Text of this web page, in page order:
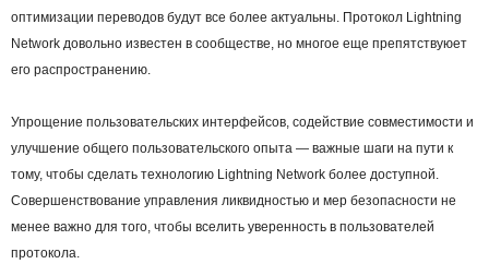
оптимизации переводов будут все более актуальны. Протокол Lightning
Network довольно известен в сообществе, но многое еще препятствуюет
его распространению.
Упрощение пользовательских интерфейсов, содействие совместимости и
улучшение общего пользовательского опыта — важные шаги на пути к
тому, чтобы сделать технологию Lightning Network более доступной.
Совершенствование управления ликвидностью и мер безопасности не
менее важно для того, чтобы вселить уверенность в пользователей
протокола.